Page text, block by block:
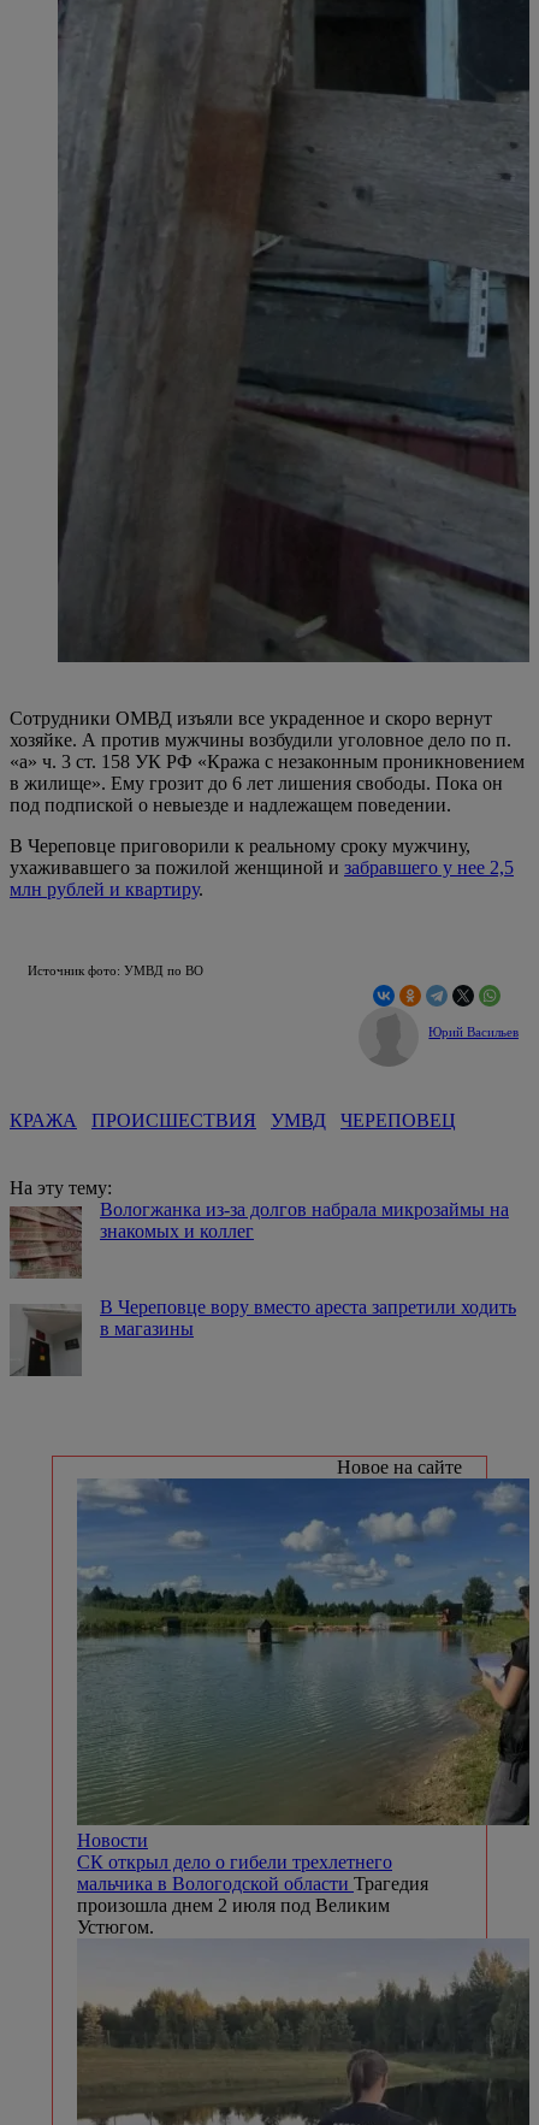
Сотрудники ОМВД изъяли все украденное и скоро вернут
хозяйке. А против мужчины возбудили уголовное дело по п.
«а» ч. 3 ст. 158 УК РФ «Кража с незаконным проникновением
в жилище». Ему грозит до 6 лет лишения свободы. Пока он
под подпиской о невыезде и надлежащем поведении.
В Череповце приговорили к реальному сроку мужчину,
ухаживавшего за пожилой женщиной и забравшего у нее 2,5
млн рублей и квартиру.
Источник фото: УМВД по ВО
Юрий Васильев
КРАЖА ПРОИСШЕСТВИЯ УМВД ЧЕРЕПОВЕЦ
На эту тему:
Вологжанка из-за долгов набрала микрозаймы на
знакомых и коллег
В Череповце вору вместо ареста запретили ходить
в магазины
Новое на сайте
Новости
СК открыл дело о гибели трехлетнего
мальчика в Вологодской области Трагедия
произошла днем 2 июля под Великим
Устюгом.